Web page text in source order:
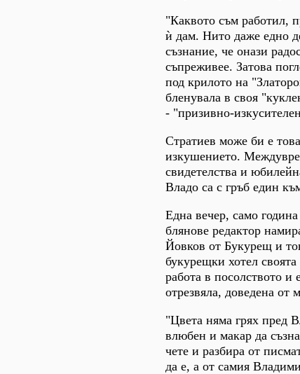
"Каквото съм работил,
ѝ дам. Нито даже едно
съзнание, че онази
съпреживее. Затова
под крилото на
бленувала в своя
- "призивно-
Стратиев може би е
изкушението.
свидетелства и
Владо са с гръб един
Една вечер, само
блянове редактор
Йовков от Букурещ и
букурещки хотел
работа в посолството
отрезвяла, доведена
"Цвета няма грях пред
влюбен и макар да
чете и разбира от
да е, а от самия